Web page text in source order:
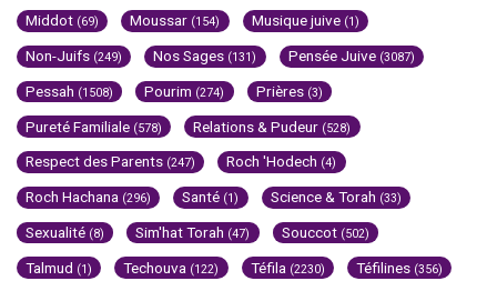
Middot (69) Moussar (154) Musique juive (1)
Non-Juifs (249) Nos Sages (131) Pensée Juive (3087)
Pessah (1508) Pourim (274) Prières (3)
Pureté Familiale (578) Relations & Pudeur (528)
Respect des Parents (247) Roch 'Hodech (4)
Roch Hachana (296) Santé (1) Science & Torah (33)
Sexualité (8) Sim'hat Torah (47) Souccot (502)
Talmud (1) Techouva (122) Téfila (2230) Téfilines (356)